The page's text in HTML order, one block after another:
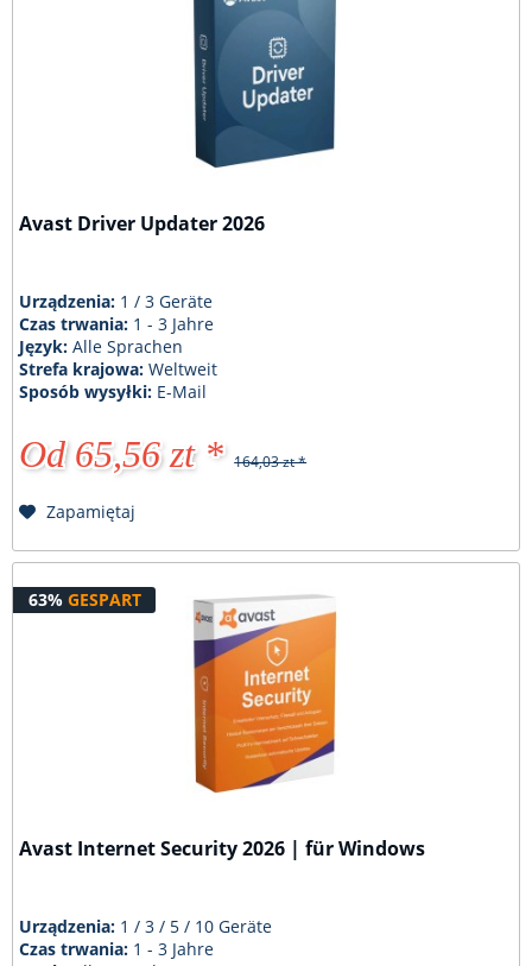
Avast Driver Updater 2026
Urządzenia: 1 / 3 Geräte
Czas trwania: 1 - 3 Jahre
Język:Alle Sprachen
Strefa krajowa:Weltweit
Sposób wysyłki: E-Mail
Od 65,56 zt * 164,03 zt *
Zapamiętaj
63% GESPART
Avast Internet Security 2026 | für Windows
Urządzenia: 1 / 3 / 5 / 10 Geräte
Czas trwania: 1 - 3 Jahre